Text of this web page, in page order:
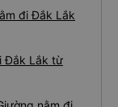
đi Đắk Lắk
Đắk Lắk từ